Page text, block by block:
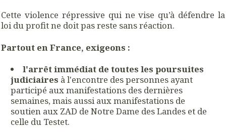
Cette violence répressive qui ne vise qu’à défendre la
loi du profit ne doit pas reste sans réaction.
Partout en France, exigeons :
l'arrêt immédiat de toutes les poursuites
judiciaires à l'encontre des personnes ayant
participé aux manifestations des dernières
semaines, mais aussi aux manifestations de
soutien aux ZAD de Notre Dame des Landes et de
celle du Testet.